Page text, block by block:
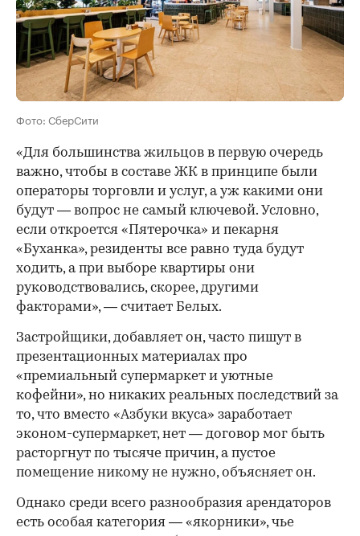
Фото: СберСити
«Для большинства жильцов в первую очередь
важно, чтобы в составе ЖК в принципе были
операторы торговли и услуг, а уж какими они
будут — вопрос не самый ключевой. Условно,
если откроется «Пятерочка» и пекарня
«Буханка», резиденты все равно туда будут
ходить, а при выборе квартиры они
руководствовались, скорее, другими
факторами», — считает Белых.
Застройщики, добавляет он, часто пишут в
презентационных материалах про
«премиальный супермаркет и уютные
кофейни», но никаких реальных последствий за
то, что вместо «Азбуки вкуса» заработает
эконом-супермаркет, нет — договор мог быть
расторгнут по тысяче причин, а пустое
помещение никому не нужно, объясняет он.
Однако среди всего разнообразия арендаторов
есть особая категория — «якорники», чье